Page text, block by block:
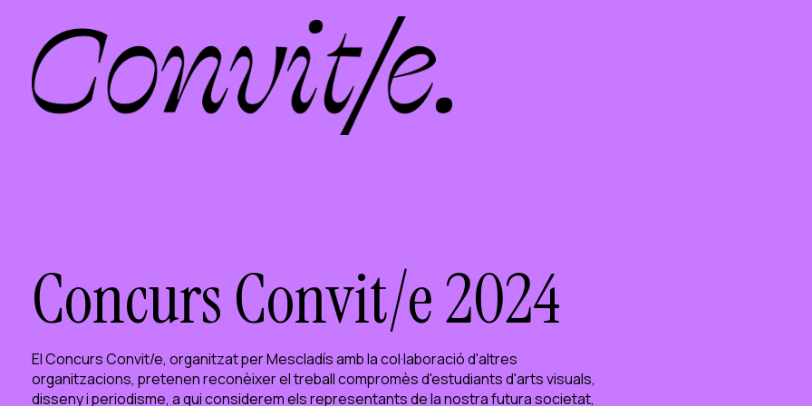
Productora social
Productora d'experiències
Productora d'ocupació
Productora de coneixement
Productora cultural
Concurs Convit/e 2024
El Concurs Convit/e, organitzat per Mescladís amb la col·laboració d'altres
organitzacions, pretenen reconèixer el treball compromès d'estudiants d'arts visuals,
disseny i periodisme, a qui considerem els representants de la nostra futura societat,